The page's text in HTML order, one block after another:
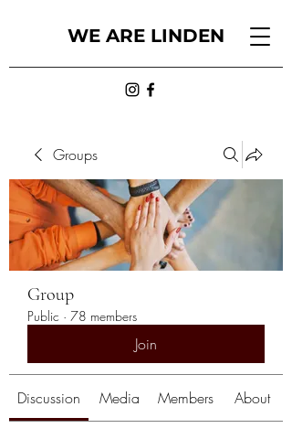
WE ARE LINDEN
Groups
Group
Public · 78 members
Join
Discussion Media Members About